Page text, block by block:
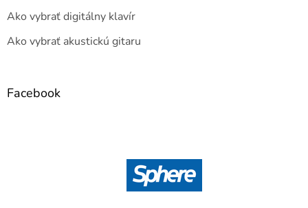
Ako vybrať digitálny klavír
Ako vybrať akustickú gitaru
Facebook